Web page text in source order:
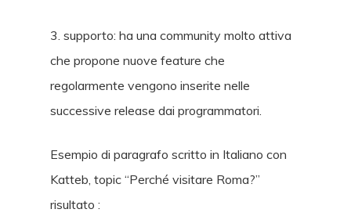
3. supporto: ha una community molto attiva
che propone nuove feature che
regolarmente vengono inserite nelle
successive release dai programmatori.
Esempio di paragrafo scritto in Italiano con
Katteb, topic “Perché visitare Roma?”
risultato :